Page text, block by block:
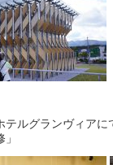
テルグランヴィア